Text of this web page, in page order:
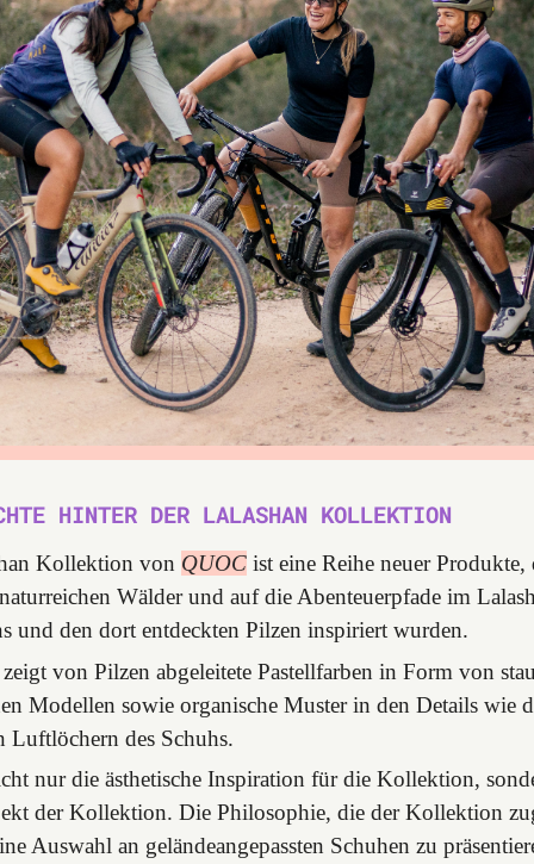
HINTER DER LALASHAN KOLLEKTION
Kollektion von QUOC ist eine Reihe neuer
Wälder und auf die Abenteuerpfade im
und den dort entdeckten Pilzen inspiriert wurden.
von Pilzen abgeleitete Pastellfarben in Form von
Modellen sowie organische Muster in den Details wie
Luftlöchern des Schuhs.
nur die ästhetische Inspiration für die Kollektion,
der Kollektion. Die Philosophie, die der Kollektion
Auswahl an geländeangepassten Schuhen zu